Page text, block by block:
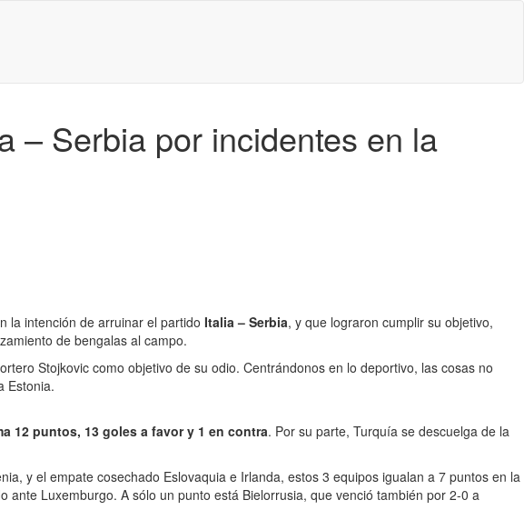
– Serbia por incidentes en la
la intención de arruinar el partido Italia – Serbia, y que lograron cumplir su objetivo,
de bengalas al campo.
Stojkovic como objetivo de su odio. Centrándonos en lo deportivo, las cosas no
Estonia.
12 puntos, 13 goles a favor y 1 en contra. Por su parte, Turquía se descuelga de la
y el empate cosechado Eslovaquia e Irlanda, estos 3 equipos igualan a 7 puntos en la
Luxemburgo. A sólo un punto está Bielorrusia, que venció también por 2-0 a